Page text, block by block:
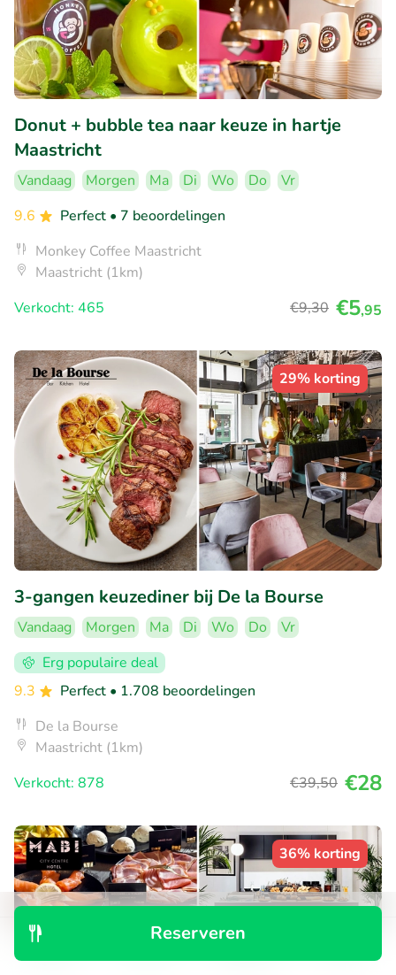
Reserveren
Donut + bubble tea naar keuze in hartje
Maastricht
Vandaag Morgen Ma Di Wo Do
Vr
9.6
Perfect • 7 beoordelingen
Monkey Coffee Maastricht
Maastricht (1km)
Verkocht: 465
€9,30 €5,95
29% korting
3-gangen keuzediner bij De la Bourse
Vandaag Morgen Ma Di Wo Do
Vr
Erg populaire deal
9.3
Perfect • 1.708 beoordelingen
De la Bourse
Maastricht (1km)
Verkocht: 878
€39,50 €28
36% korting